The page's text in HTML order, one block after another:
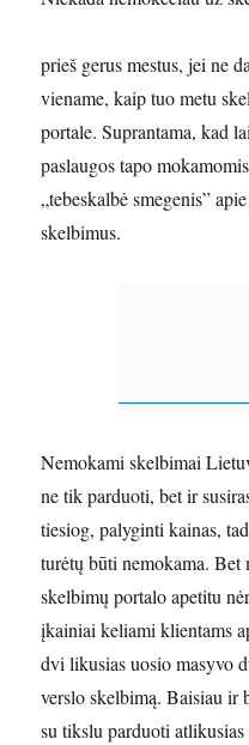
prieš gerus mestus, jei ne
viename, kaip tuo metu
portale. Suprantama, kad
paslaugos tapo
„tebeskalbė smegenis”
skelbimus.
Nemokami skelbimai
ne tik parduoti, bet ir
tiesiog, palyginti kainas,
turėtų būti nemokama. Bet
skelbimų portalo apetitu
įkainiai keliami klientams
dvi likusias uosio masyvo
verslo skelbimą. Baisiau ir
su tikslu parduoti